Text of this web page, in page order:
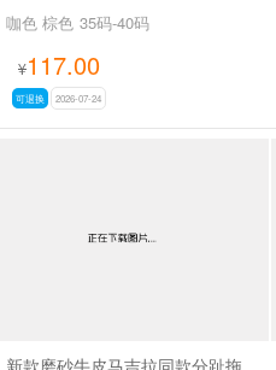
咖色 棕色 35码-40码
¥117.00
可退换 2026-07-24